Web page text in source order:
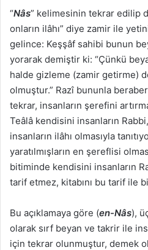
“Nâs” kelimesinin tekrar edilip
onların ilâhı” diye zamir ile
gelince: Keşşâf sahibi bunun
yorarak demiştir ki: “Çünkü
halde gizleme (zamir getirme)
olmuştur.” Razî bununla
tekrar, insanların şerefini
Teâlâ kendisini insanların
insanların ilâhı olmasıyla
yaratılmışların en şereflisi
bitiminde kendisini insanların
tarif etmez, kitabını bu tarif ile
Bu açıklamaya göre (en-Nâs),
olarak sırf beyan ve takrir ile
için tekrar olunmuştur, demek